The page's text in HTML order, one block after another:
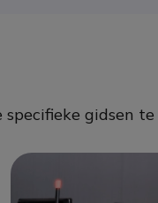
gidsen